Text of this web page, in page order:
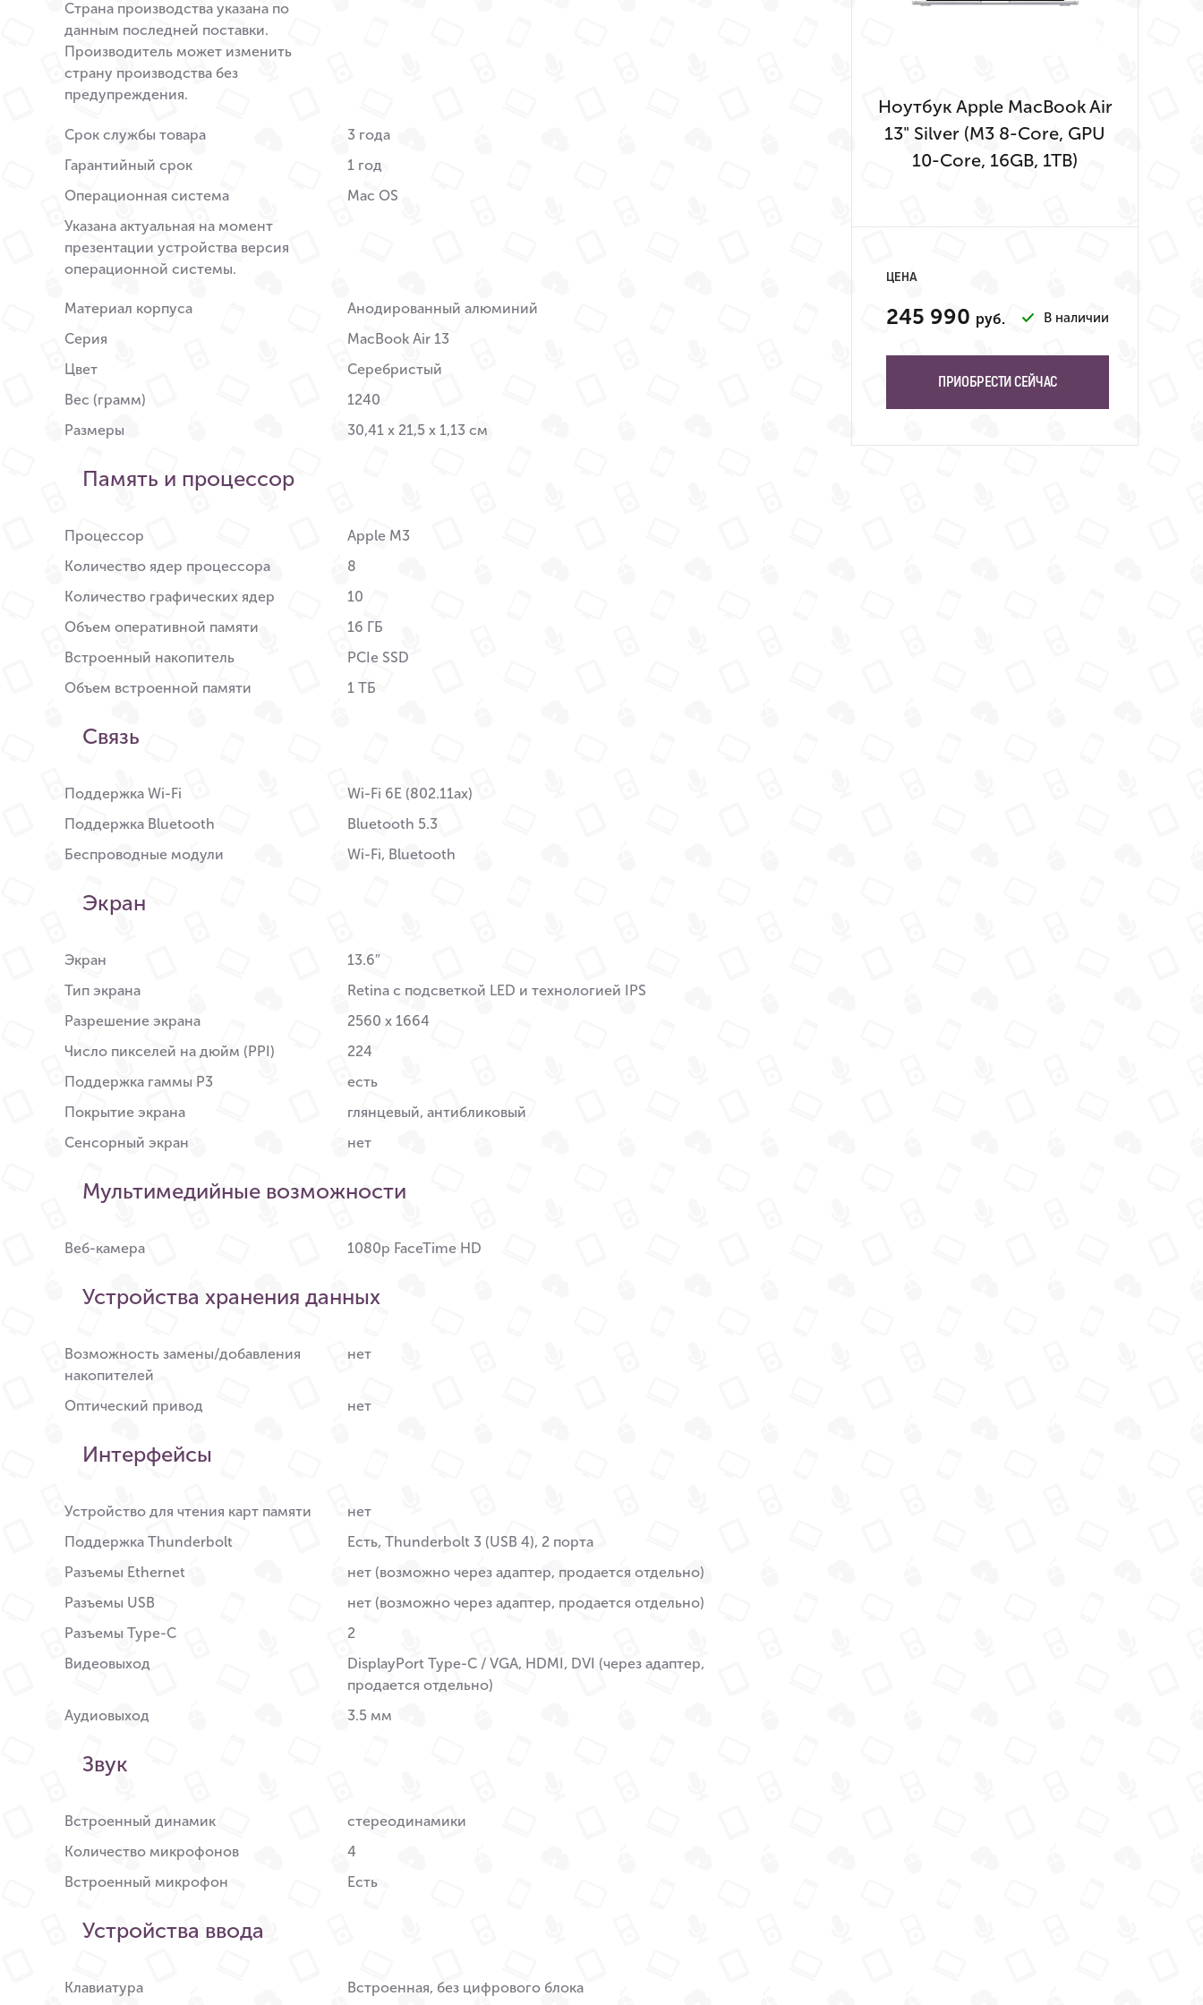
Страна производства указана по
данным последней поставки.
Производитель может изменить
страну производства без
предупреждения.
Срок службы товара
3 года
Гарантийный срок
1 год
Операционная система
Указана актуальная на момент
презентации устройства версия
операционной системы.
Mac OS
Материал корпуса
Анодированный алюминий
Серия
MacBook Air 13
Цвет
Серебристый
Вес (грамм)
1240
Размеры
30,41 x 21,5 x 1,13 см
Память и процессор
Процессор
Apple M3
Количество ядер процессора
8
Количество графических ядер
10
Объем оперативной памяти
16 ГБ
Встроенный накопитель
PCIe SSD
Объем встроенной памяти
1 ТБ
Связь
Поддержка Wi-Fi
Wi-Fi 6E (802.11ax)
Поддержка Bluetooth
Bluetooth 5.3
Беспроводные модули
Wi-Fi, Bluetooth
Экран
Экран
13.6″
Тип экрана
Retina с подсветкой LED и технологией IPS
Разрешение экрана
2560 x 1664
Число пикселей на дюйм (PPI)
224
Поддержка гаммы P3
есть
Покрытие экрана
глянцевый, антибликовый
Сенсорный экран
нет
Мультимедийные возможности
Веб-камера 1080p FaceTime HD
Устройства хранения данных
Возможность замены/добавления
накопителей
нет
Оптический привод нет
Интерфейсы
Устройство для чтения карт памяти
нет
Поддержка Thunderbolt
Есть, Thunderbolt 3 (USB 4), 2 порта
Разъемы Ethernet
нет (возможно через адаптер, продается отдельно)
Разъемы USB
нет (возможно через адаптер, продается отдельно)
Разъемы Type-C
2
Видеовыход
DisplayPort Type-C / VGA, HDMI, DVI (через адаптер,
продается отдельно)
Аудиовыход
3.5 мм
Звук
Встроенный динамик
стереодинамики
Количество микрофонов
4
Встроенный микрофон
Есть
Устройства ввода
Клавиатура Встроенная, без цифрового блока
Ноутбук Apple MacBook Air
13" Silver (M3 8-Core, GPU
10-Core, 16GB, 1TB)
ЦЕНА
245 990 руб. В наличии
ПРИОБРЕСТИ СЕЙЧАС